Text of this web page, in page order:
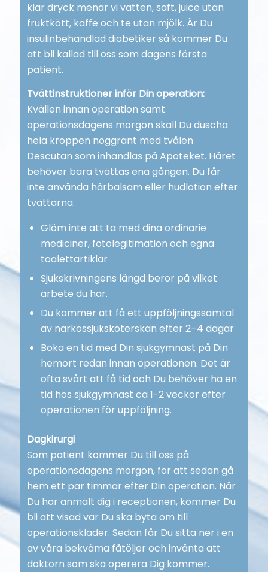
klar dryck menar vi vatten, saft, juice utan
fruktkött, kaffe och te utan mjölk. Är Du
insulinbehandlad diabetiker så kommer Du
att bli kallad till oss som dagens första
patient.
Tvättinstruktioner inför Din operation:
Kvällen innan operation samt
operationsdagens morgon skall Du duscha
hela kroppen noggrant med tvålen
Descutan som inhandlas på Apoteket. Håret
behöver bara tvättas ena gången. Du får
inte använda hårbalsam eller hudlotion efter
tvättarna.
Glöm inte att ta med dina ordinarie
mediciner, fotolegitimation och egna
toalettartiklar
Sjukskrivningens längd beror på vilket
arbete du har.
Du kommer att få ett uppföljningssamtal
av narkossjuksköterskan efter 2–4 dagar
Boka en tid med Din sjukgymnast på Din
hemort redan innan operationen. Det är
ofta svårt att få tid och Du behöver ha en
tid hos sjukgymnast ca 1-2 veckor efter
operationen för uppföljning.
Dagkirurgi
Som patient kommer Du till oss på
operationsdagens morgon, för att sedan gå
hem ett par timmar efter Din operation. När
Du har anmält dig i receptionen, kommer Du
bli att visad var Du ska byta om till
operationskläder. Sedan får Du sitta ner i en
av våra bekväma fåtöljer och invänta att
doktorn som ska operera Dig kommer.